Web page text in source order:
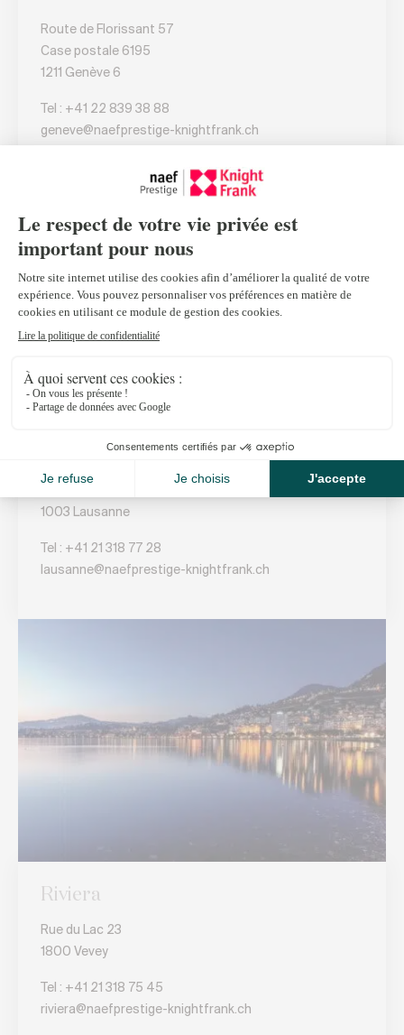
Route de Florissant 57
Case postale 6195
1211 Genève 6
Tel : +41 22 839 38 88
geneve@naefprestige-knightfrank.ch
Lausanne
1003 Lausanne
Tel : +41 21 318 77 28
lausanne@naefprestige-knightfrank.ch
Riviera
Rue du Lac 23
1800 Vevey
Tel : +41 21 318 75 45
riviera@naefprestige-knightfrank.ch